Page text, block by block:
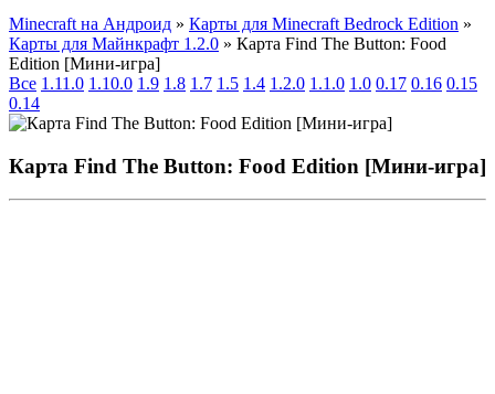
Minecraft на Андроид » Карты для Minecraft Bedrock Edition »
Карты для Майнкрафт 1.2.0 » Карта Find The Button: Food
Edition [Mини-игра]
Все 1.11.0 1.10.0 1.9 1.8 1.7 1.5 1.4 1.2.0 1.1.0 1.0 0.17 0.16 0.15
0.14
Карта Find The Button: Food Edition [Mини-игра]